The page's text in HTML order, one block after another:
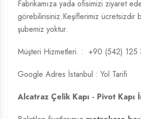
Fabrikamıza yada ofisimizi ziyaret
görebilirisiniz.Keşiflerimiz ücretsizdir
şubemiz yoktur.
Müşteri Hizmetleri. : +90 (542) 125
Google Adres İstanbul : Yol Tarifi
Alcatraz Çelik Kapı - Pivot Kapı